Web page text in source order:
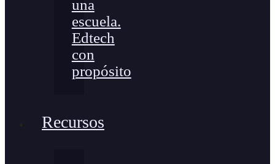
una
escuela.
Edtech
con
propósito
Recursos